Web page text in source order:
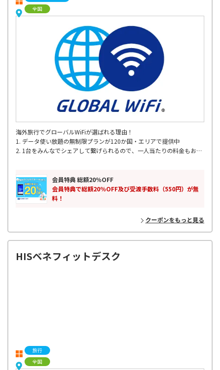
全国
海外旅行でグローバルWiFiが選ばれる理由！
1. データ使い放題の無制限プランが120か国・エリアで提供中
2. 1台をみんなでシェアして繋げられるので、一人当たりの料金もお得
5. 海外200以上の国･地域対応
6. 24時間365日 WiFiサポート
会員特典 総額20％OFF
会員特典で総額20％OFF及び受渡手数料（550円）が無
料！
クーポンをもっと見る
HISベネフィットデスク
旅行
全国